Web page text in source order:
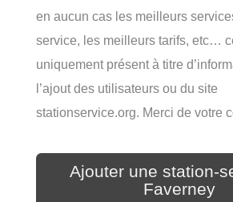
en aucun cas les meilleurs
service, les meilleurs tarifs, etc…
uniquement présent à titre
l’ajout des utilisateurs ou du site
stationservice.org. Merci de votre
Ajouter une station-
Faverney